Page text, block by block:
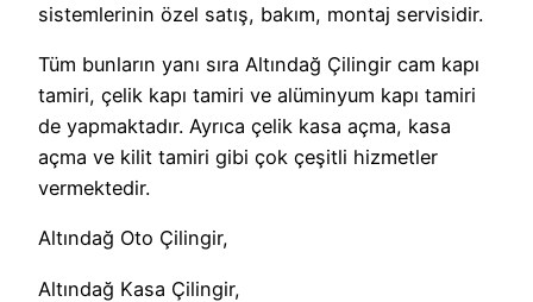
sistemlerinin özel satış, bakım, montaj servisidir.
Tüm bunların yanı sıra Altındağ Çilingir cam kapı
tamiri, çelik kapı tamiri ve alüminyum kapı tamiri
de yapmaktadır. Ayrıca çelik kasa açma, kasa
açma ve kilit tamiri gibi çok çeşitli hizmetler
vermektedir.
Altındağ Oto Çilingir,
Altındağ Kasa Çilingir,